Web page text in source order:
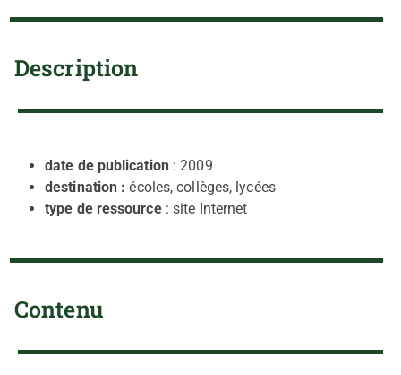
Description
date de publication: 2009
destination :écoles, collèges, lycées
type de ressource: site Internet
Contenu